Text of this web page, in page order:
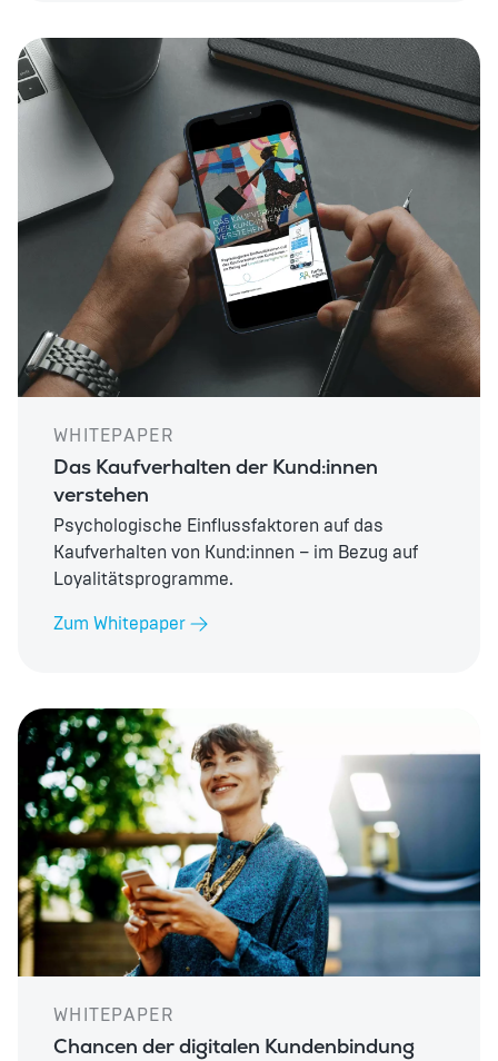
WHITEPAPER
Das Kaufverhalten der Kund:innen
verstehen
Psychologische Einflussfaktoren auf das
Kaufverhalten von Kund:innen – im Bezug auf
Loyalitätsprogramme.
Zum Whitepaper
WHITEPAPER
Chancen der digitalen Kundenbindung